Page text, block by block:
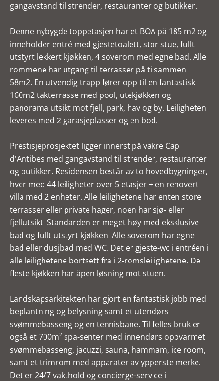
gangavstand til strender, restauranter og butikker.
Denne nybygde toppetasjen har et BOA på 185 m2 og
inneholder entré med gjestetoalett, stor stue, fullt
utstyrt lekkert kjøkken, 4 soverom med egne bad. Alle
rommene har utgang til terrasser på tilsammen
58m2. En utvendig trapp fører opp til en fantastisk
160m2 takterrasse med pool, utekjøkken og
panorama utsikt mot fjell, park, hav og by. Leiligheten
leveres med 2 garasjeplasser og en bod.
Prestisjeprosjektet ligger innerst på vakre Cap
d'Antibes med gangavstand til strender, restauranter
og butikker. Residensen består av to hovedbygninger,
hver med 44 leiligheter over 5 etasjer + en renovert
villa med 2 enheter. Alle leilighetene har enten store
terrasser eller private hager, noen har sjø- eller
fjellutsikt. Standarden er meget høy med eksklusive
bad og fullt utstyrt kjøkken. Alle soverom har egne
bad eller dusjbad med WC. Det er gjeste-wc i entréen i
alle leilighetene bortsett fra i 2-romsleilighetene. De
fleste kjøkken har åpen løsning mot stuen.
Landskapsarkitekten har gjort en fantastisk jobb med
beplantning og belysning samt et utendørs
svømmebasseng og en tennisbane. Til felles bruk er
også et 700m² spa-senter med innendørs oppvarmet
svømmebasseng, jacuzzi, sauna, hammam, ice room,
samt et trimrom med apparater av ypperste merke.
Det er 24/7 vakthold og concierge-service i